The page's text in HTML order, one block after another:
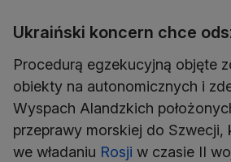
Ukraiński koncern chce
Procedurą egzekucyjną objęte
obiekty na autonomicznych i
Wyspach Alandzkich
przeprawy morskiej do Szwecji,
we władaniu Rosji w czasie II